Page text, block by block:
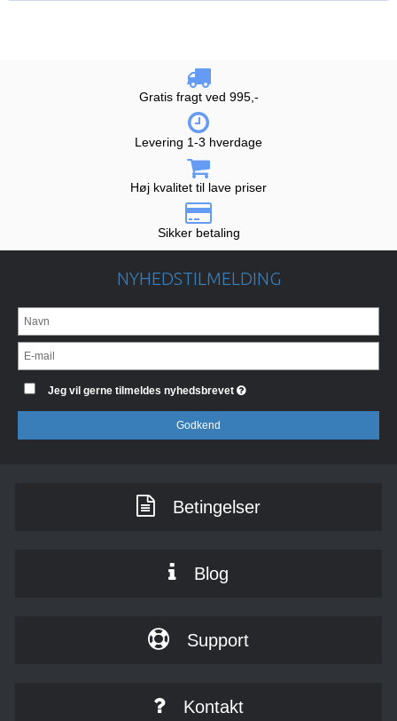
Gratis fragt ved 995,-
Levering 1-3 hverdage
Høj kvalitet til lave priser
Sikker betaling
NYHEDSTILMELDING
Jeg vil gerne tilmeldes nyhedsbrevet
Godkend
Betingelser
Blog
Support
Kontakt